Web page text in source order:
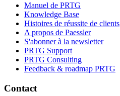
Manuel de PRTG
Knowledge Base
Histoires de réussite de clients
A propos de Paessler
S'abonner à la newsletter
PRTG Support
PRTG Consulting
Feedback & roadmap PRTG
Contact